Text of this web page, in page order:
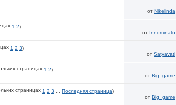
от Nikelinda
1 2)
от Innominato
1 2 3)
от Satyavati
1 2)
от Big_game
1 2 3 Последняя страница)
от Big_game